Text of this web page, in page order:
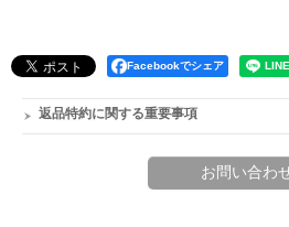
Facebookでシェア
返品特約に関する重要事項